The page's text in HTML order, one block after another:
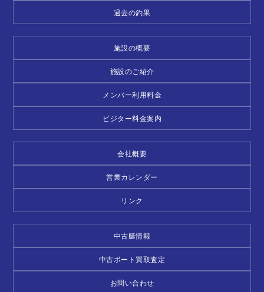
過去の釣果
施設の概要
施設のご紹介
メンバー利用料金
ビジター料金案内
会社概要
営業カレンダー
リンク
中古艇情報
中古ボート買取査定
お問い合わせ